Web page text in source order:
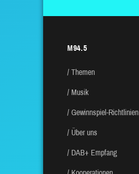
M94.5
Themen
Musik
Gewinnspiel-Richtlinien
Über uns
DAB+ Empfang